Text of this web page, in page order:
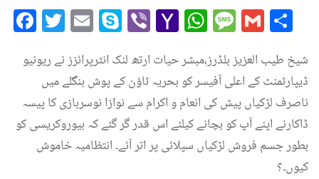
Facebook
Twitter
EmailSkype
ViberYahoo
Mail
شیخ طیب العزیز بلڈرز،مبشر حیات ارتھ لنک انٹرپرائزز نے ریونیو
ڈیپارٹمنٹ کے اعلی آفیسر کو بحریہ ٹاؤن کے پوش بنگلے میں
ناصرف لڑکیاں پیش کی انعام و اکرام سے نوازا نوسربازی کا پیسہ
ڈاکارنے اپنے آپ کو بچانے کیلئے اس قدر گر گئے کہ بیوروکریسی کو
بطور جسم فروش لڑکیاں سپلائی پر اتر آئے۔ انتظامیہ خاموش
کیوں۔؟